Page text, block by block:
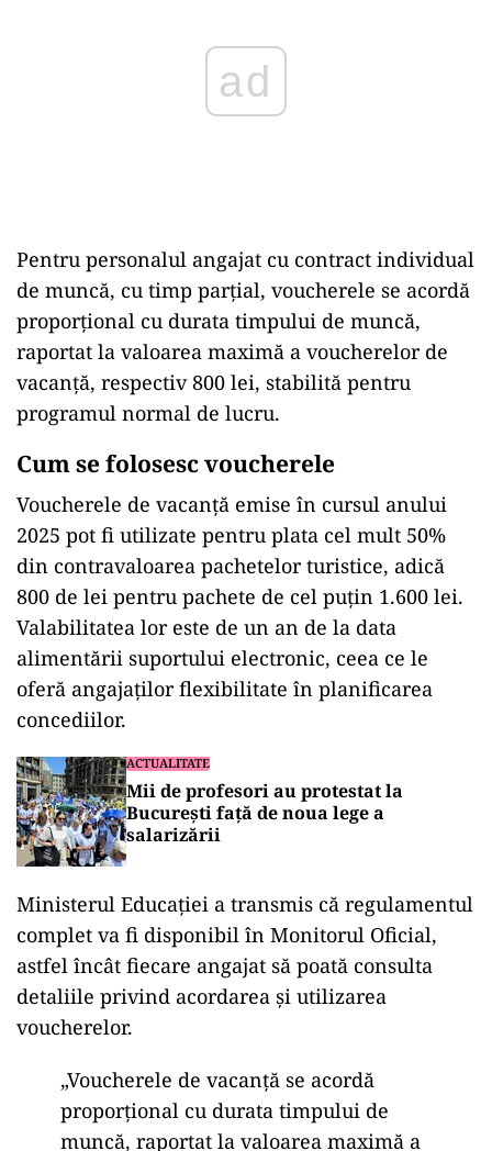
Pentru personalul angajat cu contract individual
de muncă, cu timp parțial, voucherele se acordă
proporțional cu durata timpului de muncă,
raportat la valoarea maximă a voucherelor de
vacanță, respectiv 800 lei, stabilită pentru
programul normal de lucru.
Cum se folosesc voucherele
Voucherele de vacanță emise în cursul anului
2025 pot fi utilizate pentru plata cel mult 50%
din contravaloarea pachetelor turistice, adică
800 de lei pentru pachete de cel puțin 1.600 lei.
Valabilitatea lor este de un an de la data
alimentării suportului electronic, ceea ce le
oferă angajaților flexibilitate în planificarea
concediilor.
ACTUALITATE
Mii de profesori au protestat la
București față de noua lege a
salarizării
Ministerul Educației a transmis că regulamentul
complet va fi disponibil în Monitorul Oficial,
astfel încât fiecare angajat să poată consulta
detaliile privind acordarea și utilizarea
voucherelor.
„Voucherele de vacanță se acordă
proporțional cu durata timpului de
muncă, raportat la valoarea maximă a